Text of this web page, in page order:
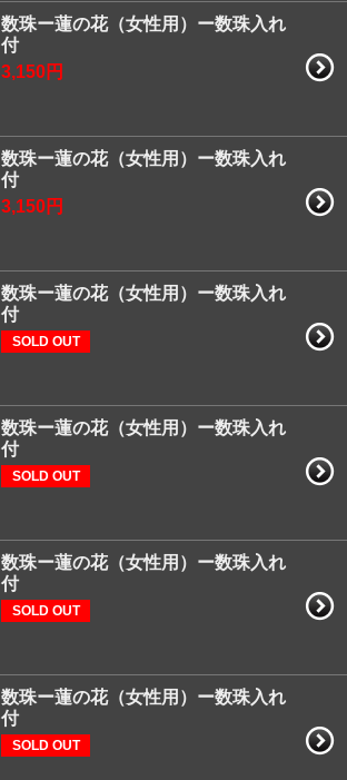
数珠ー蓮の花（女性用）ー数珠入れ
付
3,150円
数珠ー蓮の花（女性用）ー数珠入れ
付
3,150円
数珠ー蓮の花（女性用）ー数珠入れ
付
SOLD OUT
数珠ー蓮の花（女性用）ー数珠入れ
付
SOLD OUT
数珠ー蓮の花（女性用）ー数珠入れ
付
SOLD OUT
数珠ー蓮の花（女性用）ー数珠入れ
付
SOLD OUT